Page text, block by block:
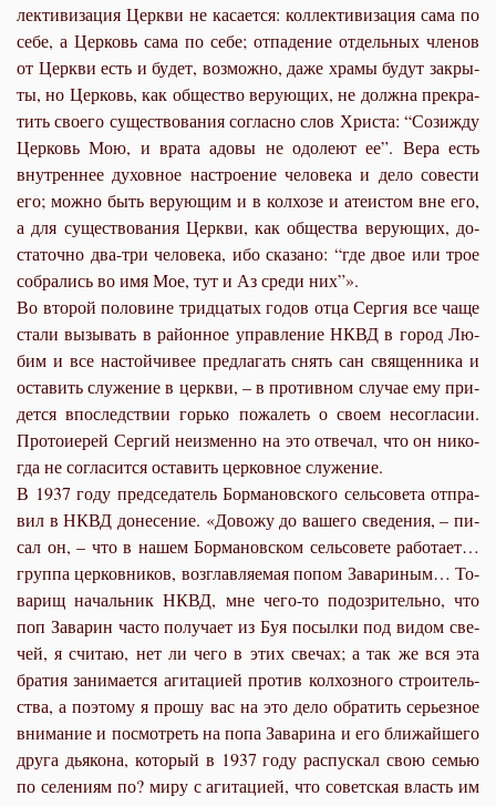
лек­ти­ви­за­ция Церк­ви не ка­са­ет­ся: кол­лек­ти­ви­за­ция са­ма по
се­бе, а Цер­ковь са­ма по се­бе; от­па­де­ние от­дель­ных чле­нов
от Церк­ви есть и бу­дет, воз­мож­но, да­же хра­мы бу­дут за­кры­
ты, но Цер­ковь, как об­ще­ство ве­ру­ю­щих, не долж­на пре­кра­
тить сво­е­го су­ще­ство­ва­ния со­глас­но слов Хри­ста: “Со­зи­жду
Цер­ковь Мою, и вра­та адо­вы не одо­ле­ют ее”. Ве­ра есть
внут­рен­нее ду­хов­ное на­стро­е­ние че­ло­ве­ка и де­ло со­ве­сти
его; мож­но быть ве­ру­ю­щим и в кол­хо­зе и ате­и­стом вне его,
а для су­ще­ство­ва­ния Церк­ви, как об­ще­ства ве­ру­ю­щих, до­
ста­точ­но два-три че­ло­ве­ка, ибо ска­за­но: “где двое или трое
со­бра­лись во имя Мое, тут и Аз сре­ди них”».
Во вто­рой по­ло­вине трид­ца­тых го­дов от­ца Сер­гия все ча­ще
ста­ли вы­зы­вать в рай­он­ное управ­ле­ние НКВД в го­род Лю­
бим и все на­стой­чи­вее пред­ла­гать снять сан свя­щен­ни­ка и
оста­вить слу­же­ние в церк­ви, – в про­тив­ном слу­чае ему при­
дет­ся впо­след­ствии горь­ко по­жа­леть о сво­ем несо­гла­сии.
Про­то­и­е­рей Сер­гий неиз­мен­но на это от­ве­чал, что он ни­ко­
гда не со­гла­сит­ся оста­вить цер­ков­ное слу­же­ние.
В 1937 го­ду пред­се­да­тель Бор­ма­нов­ско­го сель­со­ве­та от­пра­
вил в НКВД до­не­се­ние. «До­во­жу до ва­ше­го све­де­ния, – пи­
сал он, – что в на­шем Бор­ма­нов­ском сель­со­ве­те ра­бо­та­ет…
груп­па цер­ков­ни­ков, воз­глав­ля­е­мая по­пом За­ва­ри­ным… То­
ва­рищ на­чаль­ник НКВД, мне че­го-то по­до­зри­тель­но, что
поп За­ва­рин ча­сто по­лу­ча­ет из Буя по­сыл­ки под ви­дом све­
чей, я счи­таю, нет ли че­го в этих све­чах; а так же вся эта
бра­тия за­ни­ма­ет­ся аги­та­ци­ей про­тив кол­хоз­но­го стро­и­тель­
ства, а по­это­му я про­шу вас на это де­ло об­ра­тить се­рьез­ное
вни­ма­ние и по­смот­реть на по­па За­ва­ри­на и его бли­жай­ше­го
дру­га дья­ко­на, ко­то­рый в 1937 го­ду рас­пус­кал свою се­мью
по се­ле­ни­ям по? ми­ру с аги­та­ци­ей, что со­вет­ская власть им